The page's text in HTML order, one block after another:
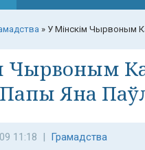
» У Мінскім Чырвоным
Чырвоным
Яна
11:18 | Грамадства